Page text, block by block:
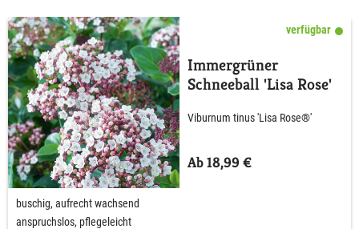
verfügbar
Immergrüner
Schneeball 'Lisa Rose'
Viburnum tinus 'Lisa Rose®'
Ab 18,99 €
buschig, aufrecht wachsend
anspruchslos, pflegeleicht